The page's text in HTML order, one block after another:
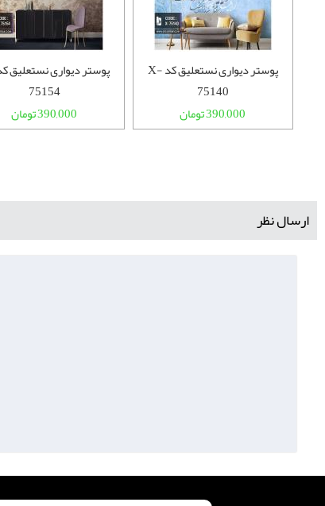
75154
390,000 تومان
پوستر دیواری نستعلیق کد X-
75140
390,000 تومان
ارسال نظر